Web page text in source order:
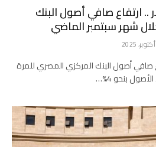
دولار .. ارتفاع صافي أصول البنك
صافي أصول البنك المركزي المصري للمرة
بنحو 4%…